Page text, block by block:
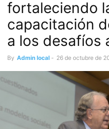
fortaleciendo
capacitación
a los desafíos
By Admin local - 26 de octubre de